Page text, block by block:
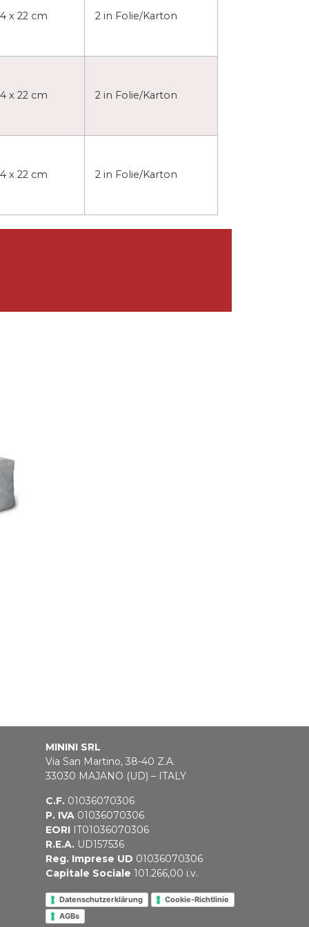
x 22 cm 2 in Folie/Karton
x 22 cm 2 in Folie/Karton
x 22 cm 2 in Folie/Karton
MININI SRL
Via San Martino, 38-40 Z.A.
33030 MAJANO (UD) – ITALY
C.F. 01036070306
P. IVA01036070306
EORIIT01036070306
R.E.A.UD157536
Reg. Imprese UD 01036070306
Capitale Sociale 101.266,00 i.v.
Datenschutzerklärung
Cookie-Richtlinie
AGBs